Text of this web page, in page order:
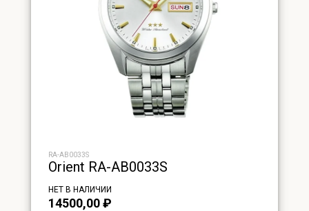
RA-AB0033S
Orient RA-AB0033S
НЕТ В НАЛИЧИИ
14500,00₽